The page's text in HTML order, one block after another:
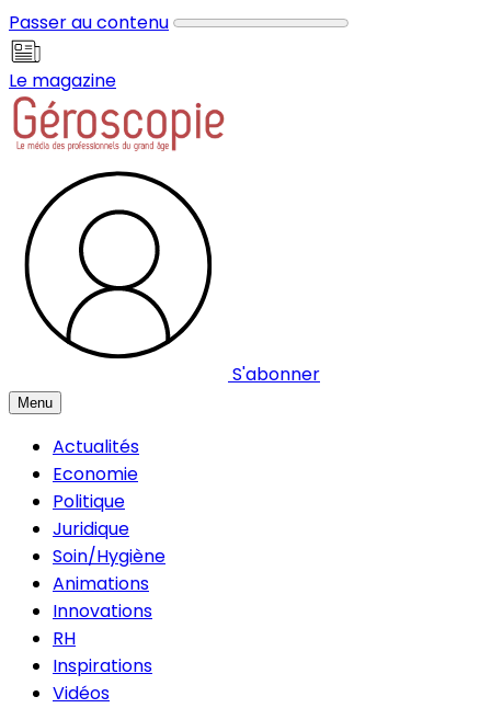
Passer au contenu
Le magazine
S'abonner
Menu
Actualités
Economie
Politique
Juridique
Soin/Hygiène
Animations
Innovations
RH
Inspirations
Vidéos
Panneau de gestion des cookies